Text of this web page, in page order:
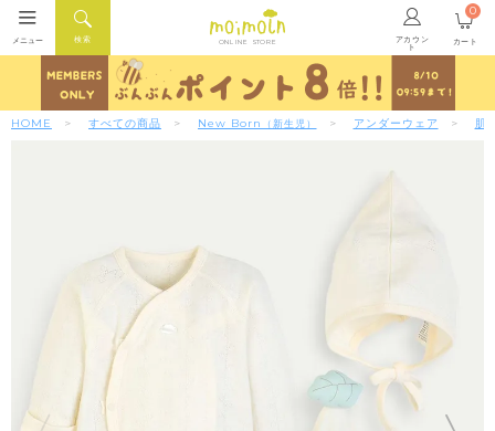
ONLINE STORE アカウン
ト
検索
メニュー カート
0
HOME すべての商品 New Born （新生児） アンダーウェア 肌